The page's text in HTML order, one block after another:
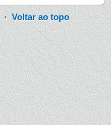
· Voltar ao topo